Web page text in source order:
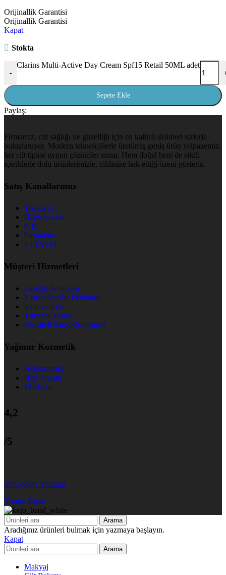
Orijinallik Garantisi
Orijinallik Garantisi
Kapat
Stokta
-
Clarins Multi-Active Day Cream Spf15 Retail 50ML adet
Sepete Ekle
Paylaş:
Firmamız, cilt sağlığı ve güzelliği için en kaliteli ürünleri sizlerle
buluşturuyor. Modern teknolojilerle üretilmiş geniş ürün yelpazemiz,
her cilt tipine uygun çözümler sunar. Hem doğal hem de etkili
içeriklerle dolu ürünlerimizle, cildinize hak ettiği özeni gösterin.
Satış Kanallarımız
Trendyol
Hepsiburada
N11
Pazarama
PTTAVM
Müşteri Hizmetleri
Gizlilik Politikası
Kişisel Veriler Politikası
İptal ve İade
Tüketici Yasası
Mesafeli Satış Sözleşmesi
Yağmur Kozmetik
Hakkımızda
Bize Ulaşın
Markalar
4,2
/5
30 Google Yorumu
Yorum Yapın
Arama
Aradığınız ürünleri bulmak için yazmaya başlayın.
Kapat
Arama
Makyaj